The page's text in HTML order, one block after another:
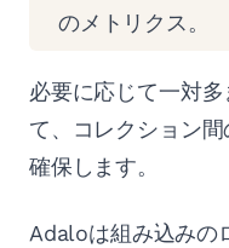
のメトリクス。
必要に応じて一対
て、コレクション
確保します。
Adaloは組み込みの